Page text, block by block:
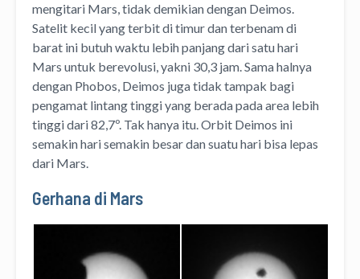
mengitari Mars, tidak demikian dengan Deimos.
Satelit kecil yang terbit di timur dan terbenam di
barat ini butuh waktu lebih panjang dari satu hari
Mars untuk berevolusi, yakni 30,3 jam. Sama halnya
dengan Phobos, Deimos juga tidak tampak bagi
pengamat lintang tinggi yang berada pada area lebih
tinggi dari 82,7º. Tak hanya itu. Orbit Deimos ini
semakin hari semakin besar dan suatu hari bisa lepas
dari Mars.
Gerhana di Mars